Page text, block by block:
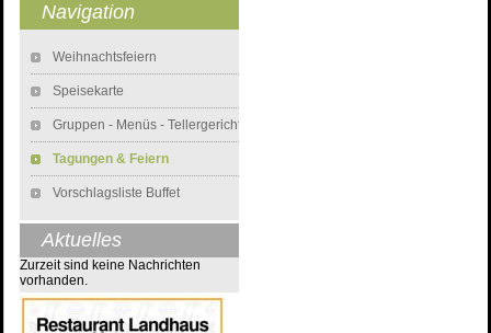
Navigation
Weihnachtsfeiern
Speisekarte
Gruppen - Menüs - Tellergerichte
Tagungen & Feiern
Vorschlagsliste Buffet
Aktuelles
Zurzeit sind keine Nachrichten
vorhanden.